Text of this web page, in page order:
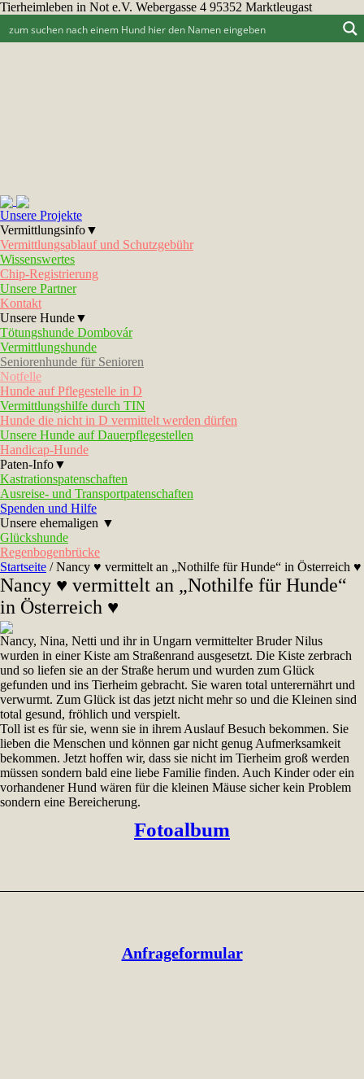
Tierheimleben in Not e.V. Webergasse 4 95352 Marktleugast
Unsere Projekte
Vermittlungsinfo▼
Vermittlungsablauf und Schutzgebühr
Wissenswertes
Chip-Registrierung
Unsere Partner
Kontakt
Unsere Hunde▼
Tötungshunde Dombovár
Vermittlungshunde
Seniorenhunde für Senioren
Notfelle
Hunde auf Pflegestelle in D
Vermittlungshilfe durch TIN
Hunde die nicht in D vermittelt werden dürfen
Unsere Hunde auf Dauerpflegestellen
Handicap-Hunde
Paten-Info▼
Kastrationspatenschaften
Ausreise- und Transportpatenschaften
Spenden und Hilfe
Unsere ehemaligen ▼
Glückshunde
Regenbogenbrücke
Startseite /Nancy ♥ vermittelt an „Nothilfe für Hunde“ in Österreich ♥
Nancy ♥ vermittelt an „Nothilfe für Hunde“
in Österreich ♥
Nancy, Nina, Netti und ihr in Ungarn vermittelter Bruder Nilus
wurden in einer Kiste am Straßenrand ausgesetzt. Die Kiste zerbrach
und so liefen sie an der Straße herum und wurden zum Glück
gefunden und ins Tierheim gebracht. Sie waren total unterernährt und
verwurmt. Zum Glück ist das jetzt nicht mehr so und die Kleinen sind
total gesund, fröhlich und verspielt.
Toll ist es für sie, wenn sie in ihrem Auslauf Besuch bekommen. Sie
lieben die Menschen und können gar nicht genug Aufmerksamkeit
bekommen. Jetzt hoffen wir, dass sie nicht im Tierheim groß werden
müssen sondern bald eine liebe Familie finden. Auch Kinder oder ein
vorhandener Hund wären für die kleinen Mäuse sicher kein Problem
sondern eine Bereicherung.
Fotoalbum
Anfrageformular